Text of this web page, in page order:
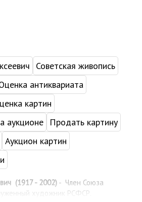
Советская живопись
антиквариата
картин
аукционе
Продать картину
Аукцион картин
(1917 - 2002) - Член Союза
художник РСФСР.